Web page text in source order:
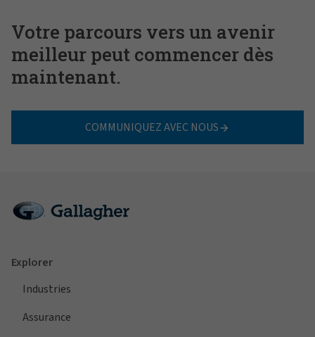
Votre parcours vers un avenir
meilleur peut commencer dès
maintenant.
COMMUNIQUEZ AVEC NOUS
Explorer
Industries
Assurance